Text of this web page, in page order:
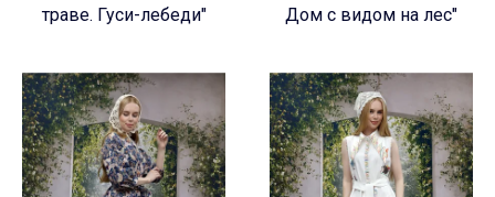
траве. Гуси-лебеди"
Дом с видом на лес"